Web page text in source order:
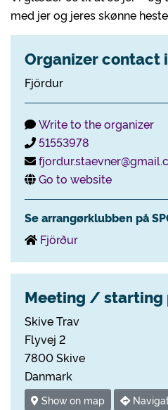
med jer og jeres skønne
Organizer contact
Fjördur
Write to the organizer
51553978
Go to website
Se arrangørklubben på
Fjörður
Meeting / starting
Skive Trav
Flyvej 2
7800 Skive
Danmark
Show on map